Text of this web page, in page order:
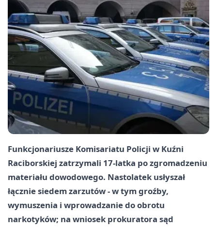
Funkcjonariusze Komisariatu Policji w Kuźni
Raciborskiej zatrzymali 17-latka po zgromadzeniu
materiału dowodowego. Nastolatek usłyszał
łącznie siedem zarzutów - w tym groźby,
wymuszenia i wprowadzanie do obrotu
narkotyków; na wniosek prokuratora sąd